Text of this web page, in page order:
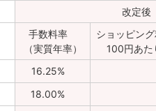
改定後
手数料率
（実質年率）
ショッピング
100円あた
16.25%
18.00%